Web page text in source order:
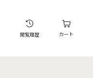
閲覧履歴 カート